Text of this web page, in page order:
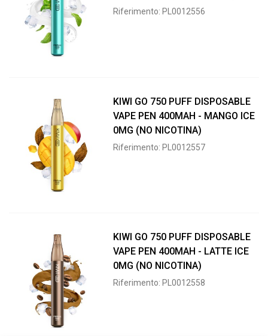
Riferimento: PL0012556
KIWI GO 750 PUFF DISPOSABLE
VAPE PEN 400MAH - MANGO ICE
0MG (NO NICOTINA)
Riferimento: PL0012557
KIWI GO 750 PUFF DISPOSABLE
VAPE PEN 400MAH - LATTE ICE
0MG (NO NICOTINA)
Riferimento: PL0012558